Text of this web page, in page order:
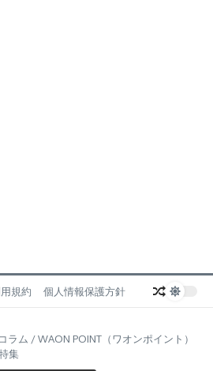
規約 個人情報保護方針
ラム /WAON POINT（ワオンポイント）
集